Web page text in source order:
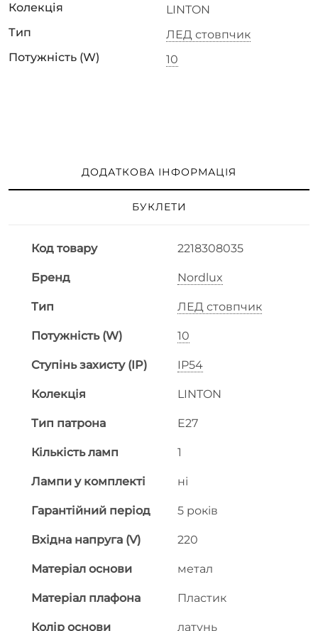
Колекція
LINTON
Тип
ЛЕД стовпчик
Потужність (W)
10
ДОДАТКОВА ІНФОРМАЦІЯ
БУКЛЕТИ
Код товару 2218308035
Бренд Nordlux
Тип ЛЕД стовпчик
Потужність (W) 10
Ступінь захисту (IP) IP54
Колекція LINTON
Тип патрона E27
Кількість ламп 1
Лампи у комплекті ні
Гарантійний період 5 років
Вхідна напруга (V) 220
Матеріал основи метал
Матеріал плафона Пластик
Колір основи латунь